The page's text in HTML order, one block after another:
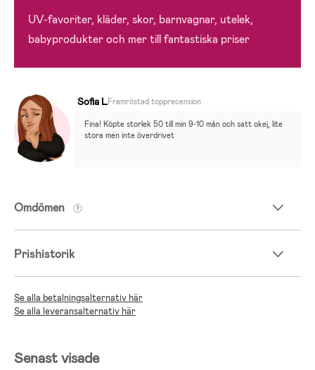
UV-favoriter, kläder, skor, barnvagnar, utelek,
babyprodukter och mer till fantastiska priser
Sofia LFramröstad topprecension
Fina! Köpte storlek 50 till min 9-10 mån och satt okej, lite
stora men inte överdrivet
Omdömen
Prishistorik
Se alla betalningsalternativ här
Se alla leveransalternativ här
Senast visade